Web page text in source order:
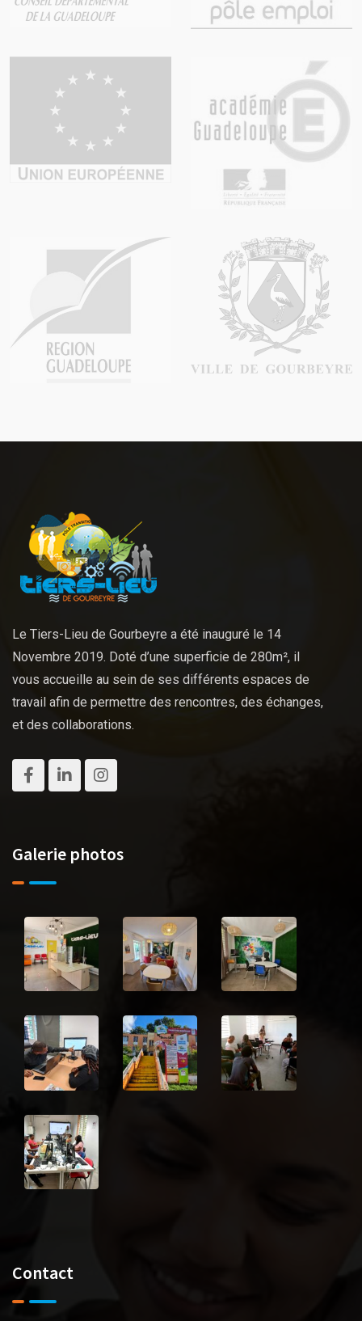
Le Tiers-Lieu de Gourbeyre a été inauguré le 14
Novembre 2019. Doté d’une superficie de 280m², il
vous accueille au sein de ses différents espaces de
travail afin de permettre des rencontres, des échanges,
et des collaborations.
Galerie photos
Contact